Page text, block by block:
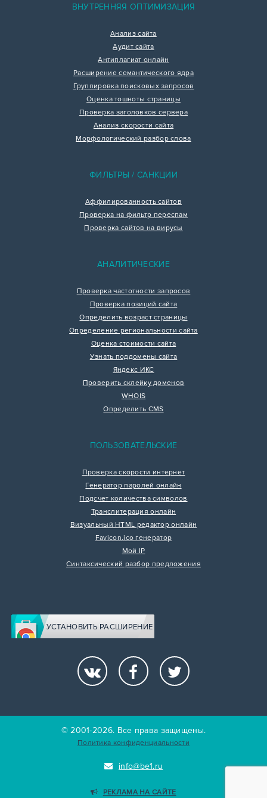
ВНУТРЕННЯЯ ОПТИМИЗАЦИЯ
Анализ сайта
Аудит сайта
Антиплагиат онлайн
Расширение семантического ядра
Группировка поисковых запросов
Оценка тошноты страницы
Проверка заголовков сервера
Анализ скорости сайта
Морфологический разбор слова
ФИЛЬТРЫ / САНКЦИИ
Аффилированность сайтов
Проверка на фильтр переспам
Проверка сайтов на вирусы
АНАЛИТИЧЕСКИЕ
Проверка частотности запросов
Проверка позиций сайта
Определить возраст страницы
Определение региональности сайта
Оценка стоимости сайта
Узнать поддомены сайта
Яндекс ИКС
Проверить склейку доменов
WHOIS
Определить CMS
ПОЛЬЗОВАТЕЛЬСКИЕ
Проверка скорости интернет
Генератор паролей онлайн
Подсчет количества символов
Транслитерация онлайн
Визуальный HTML редактор онлайн
Favicon.ico генератор
Мой IP
Синтаксический разбор предложения
УСТАНОВИТЬ РАСШИРЕНИЕ
© 2001-2026. Все права защищены.
Политика конфиденциальности
info@be1.ru
РЕКЛАМА НА САЙТЕ